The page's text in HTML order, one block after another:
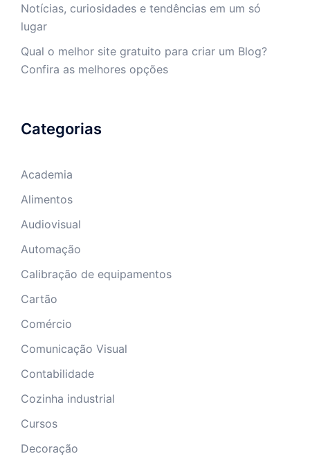
Notícias, curiosidades e tendências em um só
lugar
Qual o melhor site gratuito para criar um Blog?
Confira as melhores opções
Categorias
Academia
Alimentos
Audiovisual
Automação
Calibração de equipamentos
Cartão
Comércio
Comunicação Visual
Contabilidade
Cozinha industrial
Cursos
Decoração